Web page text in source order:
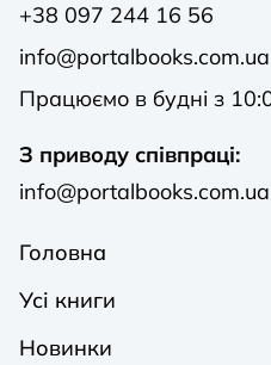
+38 097 244 16 56
info@portalbooks.com.ua
Працюємо в будні з
З приводу співпраці:
info@portalbooks.com.ua
Головна
Усі книги
Новинки